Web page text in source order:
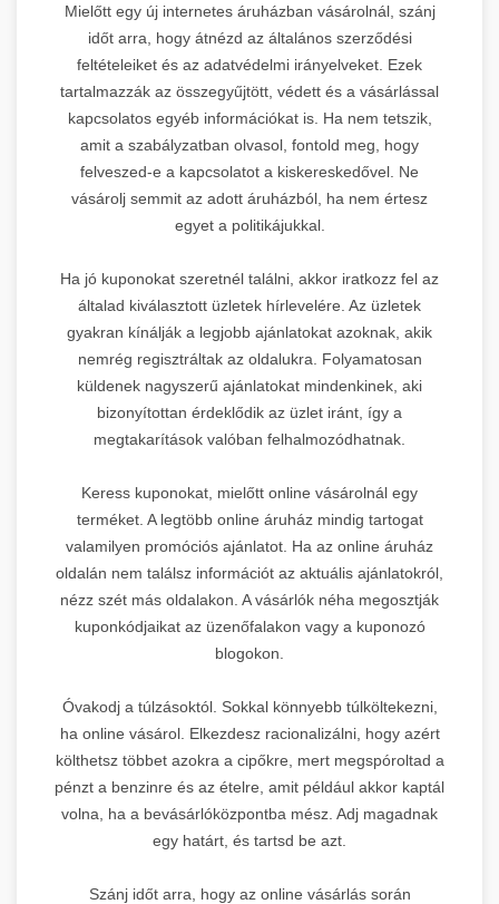
Mielőtt egy új internetes áruházban vásárolnál, szánj
időt arra, hogy átnézd az általános szerződési
feltételeiket és az adatvédelmi irányelveket. Ezek
tartalmazzák az összegyűjtött, védett és a vásárlással
kapcsolatos egyéb információkat is. Ha nem tetszik,
amit a szabályzatban olvasol, fontold meg, hogy
felveszed-e a kapcsolatot a kiskereskedővel. Ne
vásárolj semmit az adott áruházból, ha nem értesz
egyet a politikájukkal.
Ha jó kuponokat szeretnél találni, akkor iratkozz fel az
általad kiválasztott üzletek hírlevelére. Az üzletek
gyakran kínálják a legjobb ajánlatokat azoknak, akik
nemrég regisztráltak az oldalukra. Folyamatosan
küldenek nagyszerű ajánlatokat mindenkinek, aki
bizonyítottan érdeklődik az üzlet iránt, így a
megtakarítások valóban felhalmozódhatnak.
Keress kuponokat, mielőtt online vásárolnál egy
terméket. A legtöbb online áruház mindig tartogat
valamilyen promóciós ajánlatot. Ha az online áruház
oldalán nem találsz információt az aktuális ajánlatokról,
nézz szét más oldalakon. A vásárlók néha megosztják
kuponkódjaikat az üzenőfalakon vagy a kuponozó
blogokon.
Óvakodj a túlzásoktól. Sokkal könnyebb túlköltekezni,
ha online vásárol. Elkezdesz racionalizálni, hogy azért
költhetsz többet azokra a cipőkre, mert megspóroltad a
pénzt a benzinre és az ételre, amit például akkor kaptál
volna, ha a bevásárlóközpontba mész. Adj magadnak
egy határt, és tartsd be azt.
Szánj időt arra, hogy az online vásárlás során